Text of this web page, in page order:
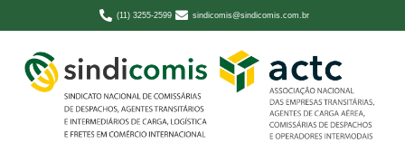
(11) 3255-2599 sindicomis@sindicomis.com.br